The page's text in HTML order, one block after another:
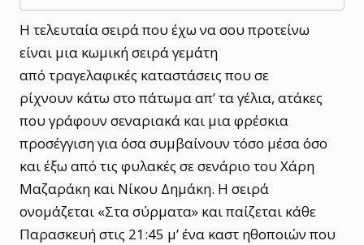
Η τελευταία σειρά που έχω να σου προτείνω
είναι μια κωμική σειρά γεμάτη
από τραγελαφικές καταστάσεις που σε
ρίχνουν κάτω στο πάτωμα απ’ τα γέλια, ατάκες
που γράφουν σεναριακά και μια φρέσκια
προσέγγιση για όσα συμβαίνουν τόσο μέσα όσο
και έξω από τις φυλακές σε σενάριο του Χάρη
Μαζαράκη και Νίκου Δημάκη. Η σειρά
ονομάζεται «Στα σύρματα» και παίζεται κάθε
Παρασκευή στις 21:45 μ’ ένα καστ ηθοποιών που